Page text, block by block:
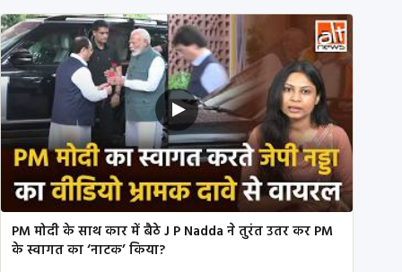
PM मोदी के साथ कार में बैठे J P Nadda ने तुरंत उतर कर PM
के स्वागत का ‘नाटक’ किया?